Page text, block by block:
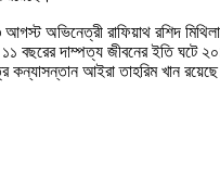
অভিনেত্রী রাফিয়াথ রশিদ মিথিলার
বছরের দাম্পত্য জীবনের ইতি ঘটে
কন্যাসন্তান আইরা তাহরিম খান